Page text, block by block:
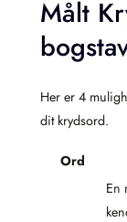
Målt
Her er 4
dit krydsord.
Ord
En